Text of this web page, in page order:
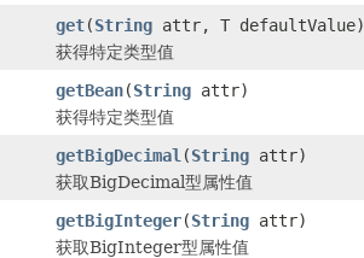
get(String attr, T defaultValue)
获得特定类型值
getBean(String attr)
获得特定类型值
getBigDecimal (String attr)
获取BigDecimal型属性值
getBigInteger(String attr)
获取BigInteger型属性值